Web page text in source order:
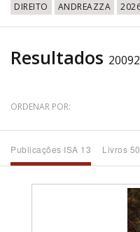
Até
Povo Indígena
DIREITO ANDREAZZA
Resultados
ORDENAR POR:
Publicações ISA 13 Livros